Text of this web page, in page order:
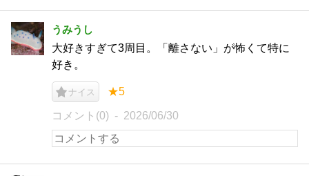
うみうし
大好きすぎて3周目。「離さない」が怖くて特に
好き。
ナイス ★5
コメント(0) 2026/06/30